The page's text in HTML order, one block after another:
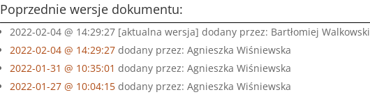
Poprzednie wersje dokumentu:
2022-02-04 @ 14:29:27 [aktualna wersja] dodany przez: Bartłomiej Walkowski
2022-02-04 @ 14:29:27 dodany przez: Agnieszka Wiśniewska
2022-01-31 @ 10:35:01 dodany przez: Agnieszka Wiśniewska
2022-01-27 @ 10:04:15 dodany przez: Agnieszka Wiśniewska